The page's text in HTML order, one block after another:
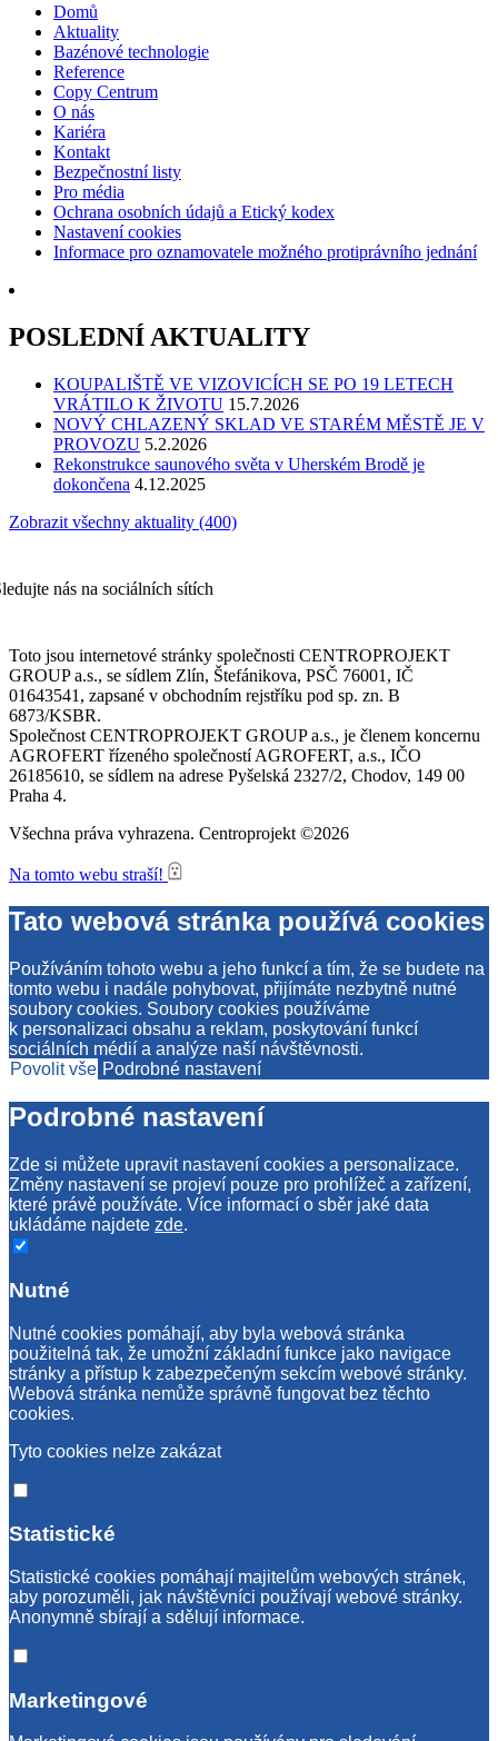
Domů
Aktuality
Bazénové technologie
Reference
Copy Centrum
O nás
Kariéra
Kontakt
Bezpečnostní listy
Pro média
Ochrana osobních údajů a Etický kodex
Nastavení cookies
Informace pro oznamovatele možného protiprávního jednání
POSLEDNÍ AKTUALITY
KOUPALIŠTĚ VE VIZOVICÍCH SE PO 19 LETECH
VRÁTILO K ŽIVOTU 15.7.2026
NOVÝ CHLAZENÝ SKLAD VE STARÉM MĚSTĚ JE V
PROVOZU 5.2.2026
Rekonstrukce saunového světa v Uherském Brodě je
dokončena 4.12.2025
Zobrazit všechny aktuality (400)
nás na sociálních sítích
Toto jsou internetové stránky společnosti CENTROPROJEKT
GROUP a.s., se sídlem Zlín, Štefánikova, PSČ 76001, IČ
01643541, zapsané v obchodním rejstříku pod sp. zn. B
6873/KSBR.
Společnost CENTROPROJEKT GROUP a.s., je členem koncernu
AGROFERT řízeného společností AGROFERT, a.s., IČO
26185610, se sídlem na adrese Pyšelská 2327/2, Chodov, 149 00
Praha 4.
Všechna práva vyhrazena. Centroprojekt ©2026
Na tomto webu straší!
Tato webová stránka používá cookies
Používáním tohoto webu a jeho funkcí a tím, že se budete na
tomto webu i nadále pohybovat, přijímáte nezbytně nutné
soubory cookies. Soubory cookies používáme
k personalizaci obsahu a reklam, poskytování funkcí
sociálních médií a analýze naší návštěvnosti.
Povolit vše Podrobné nastavení
Podrobné nastavení
Zde si můžete upravit nastavení cookies a personalizace.
Změny nastavení se projeví pouze pro prohlížeč a zařízení,
které právě používáte. Více informací o sběr jaké data
ukládáme najdete zde.
Nutné
Nutné cookies pomáhají, aby byla webová stránka
použitelná tak, že umožní základní funkce jako navigace
stránky a přístup k zabezpečeným sekcím webové stránky.
Webová stránka nemůže správně fungovat bez těchto
cookies.
Tyto cookies nelze zakázat
Statistické
Statistické cookies pomáhají majitelům webových stránek,
aby porozuměli, jak návštěvníci používají webové stránky.
Anonymně sbírají a sdělují informace.
Marketingové